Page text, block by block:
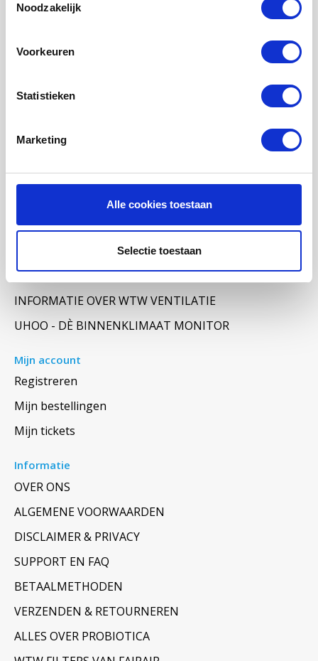
Noodzakelijk
Voorkeuren
Statistieken
Marketing
Alle cookies toestaan
Selectie toestaan
LUCHTVERWARMING FILTERS
FILTERDOEKEN / MATTEN
KEGELFILTERS - CONISCHE FILTERS
PROBIOTISCHE REINIGINGSPRODUCTEN
ONDERHOUD WTW VENTILATIE
INFORMATIE OVER WTW VENTILATIE
UHOO - DÈ BINNENKLIMAAT MONITOR
Mijn account
Registreren
Mijn bestellingen
Mijn tickets
Informatie
OVER ONS
ALGEMENE VOORWAARDEN
DISCLAIMER & PRIVACY
SUPPORT EN FAQ
BETAALMETHODEN
VERZENDEN & RETOURNEREN
ALLES OVER PROBIOTICA